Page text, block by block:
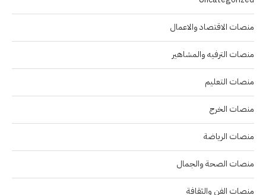
منصات الاقتصاد والاعمال
منصات الترفيه والمشاهير
منصات التعليم
منصات الخرج
منصات الرياضة
منصات الصحة والجمال
منصات الفن والثقافة